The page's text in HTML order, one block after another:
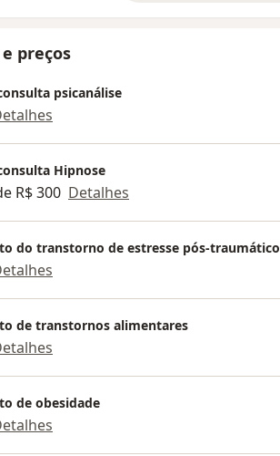
preços
psicanálise
Hipnose
R$ 300 Detalhes
do transtorno de estresse pós-traumático
de transtornos alimentares
de obesidade